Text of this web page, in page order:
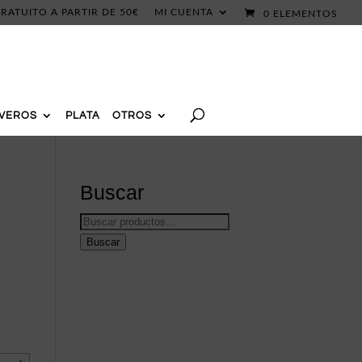
A PARTIR DE 50€ MI CUENTA 0 ELEMENTOS
PLATA OTROS
Buscar
Buscar
por:
Buscar